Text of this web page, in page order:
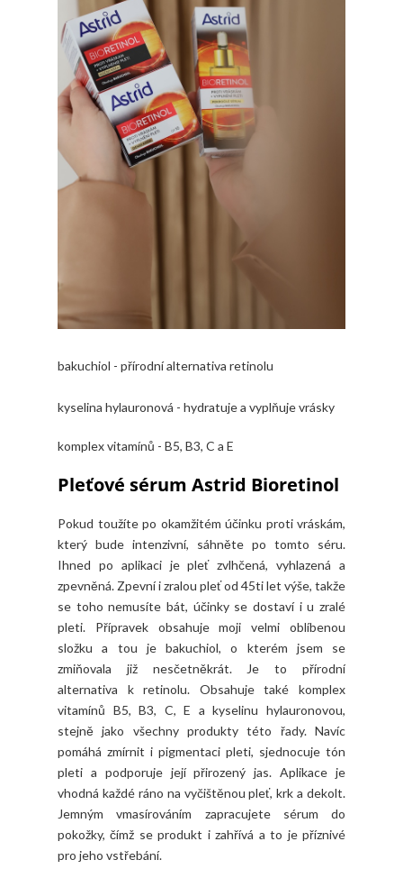
bakuchiol - přírodní alternativa retinolu
kyselina hylauronová - hydratuje a vyplňuje vrásky
komplex vitamínů - B5, B3, C a E
Pleťové sérum Astrid Bioretinol
Pokud toužíte po okamžitém účinku proti vráskám,
který bude intenzivní, sáhněte po tomto séru.
Ihned po aplikaci je pleť zvlhčená, vyhlazená a
zpevněná. Zpevní i zralou pleť od 45ti let výše, takže
se toho nemusíte bát, účinky se dostaví i u zralé
pleti. Přípravek obsahuje moji velmi oblíbenou
složku a tou je bakuchiol, o kterém jsem se
zmiňovala již nesčetněkrát. Je to přírodní
alternativa k retinolu. Obsahuje také komplex
vitamínů B5, B3, C, E a kyselinu hylauronovou,
stejně jako všechny produkty této řady. Navíc
pomáhá zmírnit i pigmentaci pleti, sjednocuje tón
pleti a podporuje její přirozený jas. Aplikace je
vhodná každé ráno na vyčištěnou pleť, krk a dekolt.
Jemným vmasírováním zapracujete sérum do
pokožky, čímž se produkt i zahřívá a to je příznivé
pro jeho vstřebání.